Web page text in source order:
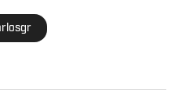
de Messi con nadie.